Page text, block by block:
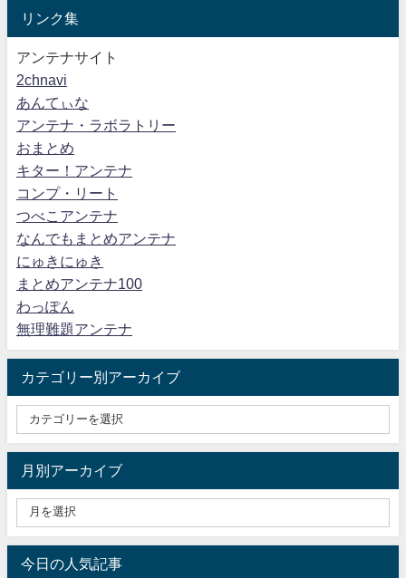
リンク集
アンテナサイト
2chnavi
あんてぃな
アンテナ・ラボラトリー
おまとめ
キター！アンテナ
コンプ・リート
つべこアンテナ
なんでもまとめアンテナ
にゅきにゅき
まとめアンテナ100
わっぽん
無理難題アンテナ
カテゴリー別アーカイブ
月別アーカイブ
今日の人気記事